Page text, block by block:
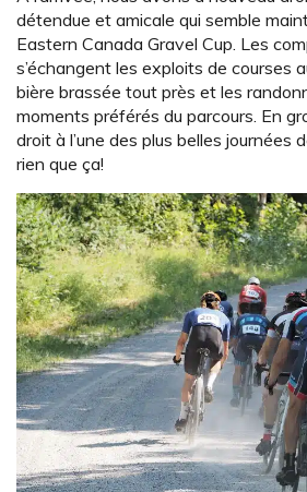
détendue et amicale qui semble
Eastern Canada Gravel Cup. Les
s’échangent les exploits de courses
bière brassée tout près et les
moments préférés du parcours. En
droit à l’une des plus belles journées
rien que ça!